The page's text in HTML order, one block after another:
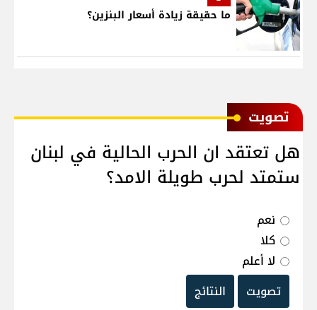
ما حقيقة زيادة أسعار البنزين؟
ﺗﺼﻮﻳﺖ
هل تعتقد ان الحرب الحالية في لبنان
ستمتد لحرب طويلة الامد؟
نعم
كلا
لا أعلم
تصويت
النتائج